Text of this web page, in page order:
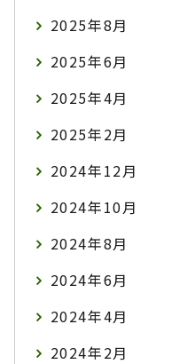
2025年8月
2025年6月
2025年4月
2025年2月
2024年12月
2024年10月
2024年8月
2024年6月
2024年4月
2024年2月